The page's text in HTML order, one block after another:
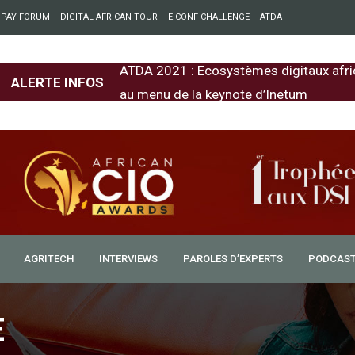
FORUM DIGITAL AFRICAN TOUR E.CONF CHALLENGE ATDA
ALERTE INFOS
l’Europe et
ATDA 2021 : Ecosystèmes digitaux
au menu de la keynote d’Inetum
AGRITECH INTERVIEWS PAROLES D’EXPERTS
Régulation des Postes et des
un vaste réseau de détournement